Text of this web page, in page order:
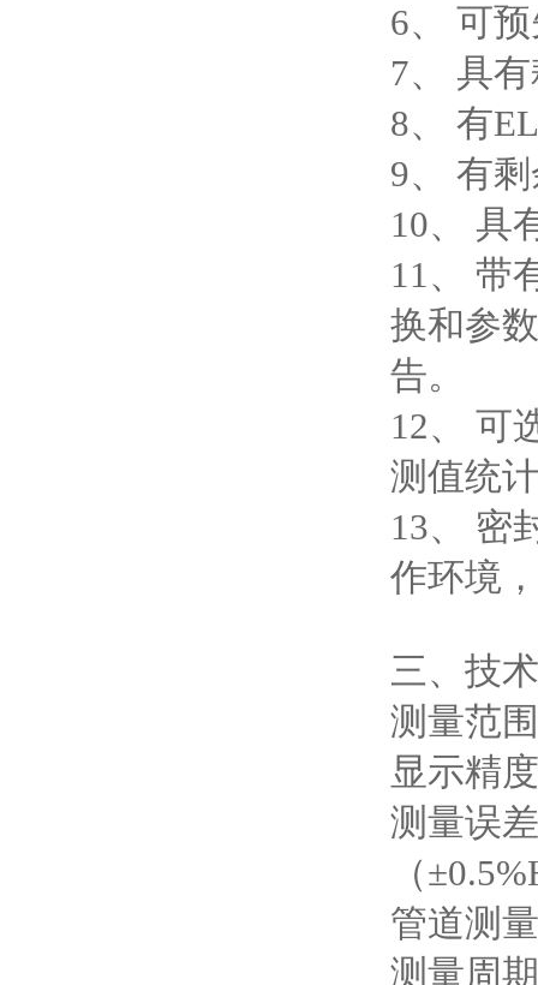
6、 可
7、 具
8、 有
9、 有
10、 具
11、 带
换和参
告。
12、 可
测值统
13、 密
作环境
三、技
测量范
显示精
测量误
（
管道测
测量周